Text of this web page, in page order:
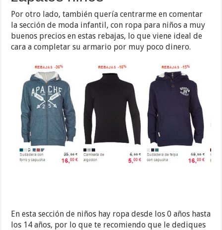
Por otro lado, también quería centrarme en comentar
la sección de moda infantil, con ropa para niños a muy
buenos precios en estas rebajas, lo que viene ideal de
cara a completar su armario por muy poco dinero.
En esta sección de niños hay ropa desde los 0 años hasta
los 14 años, por lo que te recomiendo que le dediques